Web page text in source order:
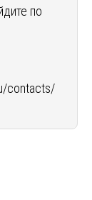
по
contacts/